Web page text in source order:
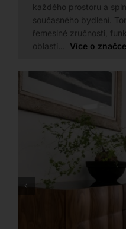
každého prostoru a
současného bydlení.
řemeslné zručnosti,
oblasti… Více o značce